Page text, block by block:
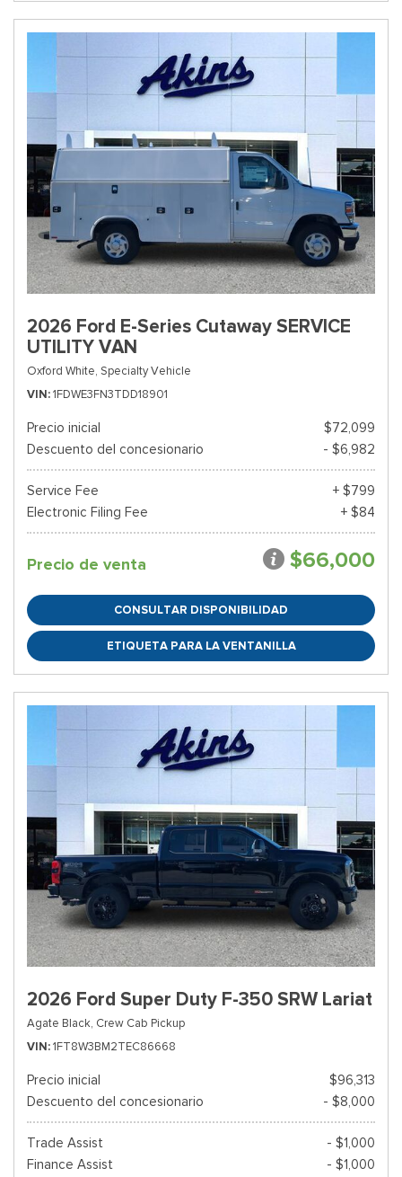
2026 Ford E-Series Cutaway SERVICE
UTILITY VAN
Oxford White, Specialty Vehicle
VIN 1FDWE3FN3TDD18901
Precio inicial
$72,099
Descuento del concesionario
- $6,982
Service Fee
+ $799
Electronic Filing Fee
+ $84
Precio de venta $66,000
CONSULTAR DISPONIBILIDAD
ETIQUETA PARA LA VENTANILLA
2026 Ford Super Duty F-350 SRW Lariat
Agate Black, Crew Cab Pickup
VIN 1FT8W3BM2TEC86668
Precio inicial
$96,313
Descuento del concesionario
- $8,000
Trade Assist
- $1,000
Finance Assist
- $1,000